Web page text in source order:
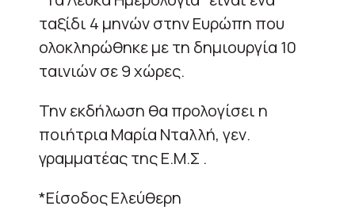
ταξίδι 4 μηνών στην Ευρώπη που
ολοκληρώθηκε με τη δημιουργία 10
ταινιών σε 9 χώρες.
Την εκδήλωση θα προλογίσει η
ποιήτρια Μαρία Νταλλή, γεν.
γραμματέας της Ε.Μ.Σ .
*Είσοδος Ελεύθερη